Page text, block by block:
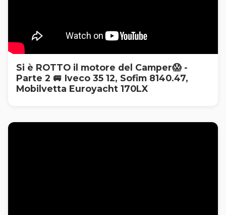
Si è ROTTO il motore del Camper😱 -
Parte 2 🚐 Iveco 35 12, Sofim 8140.47,
Mobilvetta Euroyacht 170LX